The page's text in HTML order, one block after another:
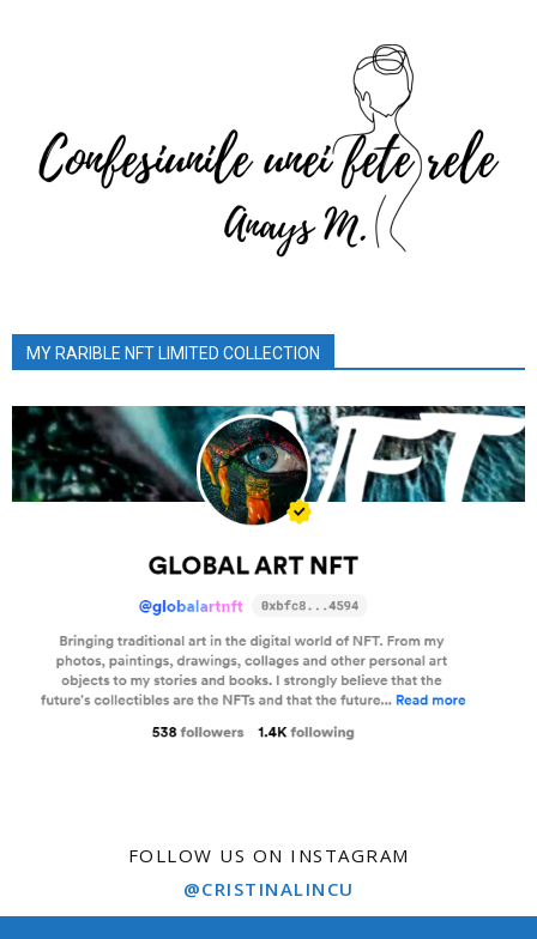
MY RARIBLE NFT LIMITED COLLECTION
FOLLOW US ON INSTAGRAM
@CRISTINALINCU